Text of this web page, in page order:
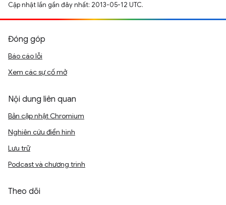
Cập nhật lần gần đây nhất: 2013-05-12 UTC.
Đóng góp
Báo cáo lỗi
Xem các sự cố mở
Nội dung liên quan
Bản cập nhật Chromium
Nghiên cứu điển hình
Lưu trữ
Podcast và chương trình
Theo dõi